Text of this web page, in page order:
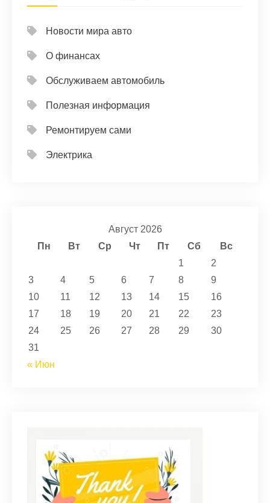
Новости мира авто
О финансах
Обслуживаем автомобиль
Полезная информация
Ремонтируем сами
Электрика
Август 2026
Пн
Вт Ср Чт Пт Сб
Вс
1
2
3
4 5 6 7 8
9
10
11 12 13 14 15
16
17
18 19 20 21 22
23
24
25 26 27 28 29
30
31
« Июн